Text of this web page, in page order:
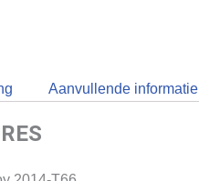
Aanvullende informatie